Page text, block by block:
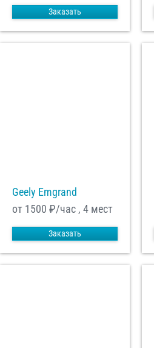
Заказать
Geely Emgrand
от 1500 ₽/час , 4 мест
Заказать